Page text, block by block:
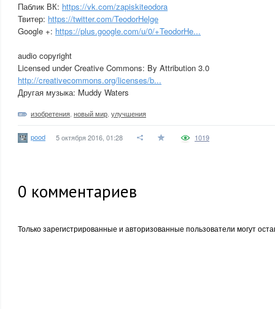
Паблик ВК: https://vk.com/zapiskiteodora
Твитер: https://twitter.com/TeodorHelge
Google +: https://plus.google.com/u/0/+TeodorHe...
audio copyright
Licensed under Creative Commons: By Attribution 3.0
http://creativecommons.org/licenses/b...
Другая музыка: Muddy Waters
изобретения новый мир улучшения
pood 5 октября 2016, 01:28 1019
0 комментариев
Только зарегистрированные и авторизованные пользователи могут